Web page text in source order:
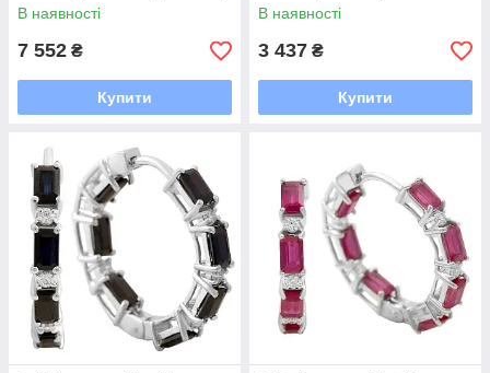
В наявності
7 552 ₴
Купити
В наявності
3 437 ₴
Купити